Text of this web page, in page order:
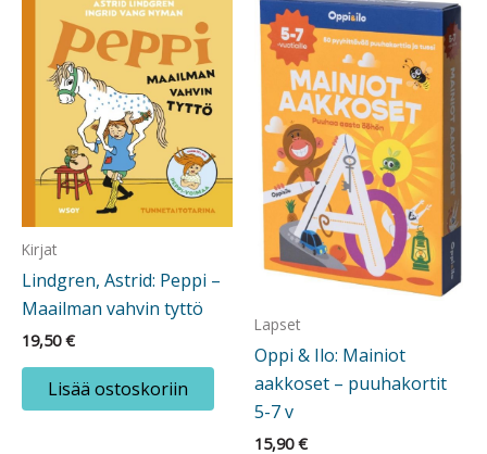
Kirjat
Lindgren, Astrid: Peppi –
Maailman vahvin tyttö
19,50€
Lisää ostoskoriin
Lapset
Oppi & Ilo: Mainiot
aakkoset – puuhakortit
5-7 v
15,90€